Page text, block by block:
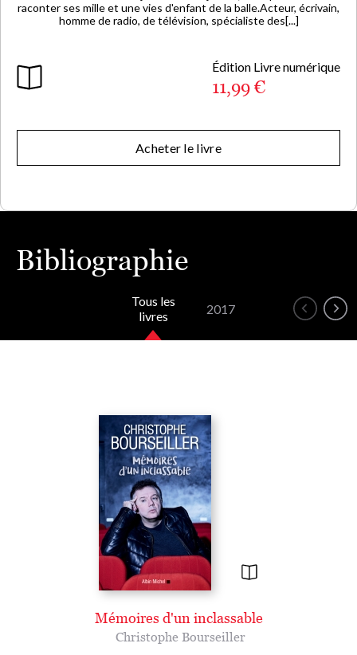
raconter ses mille et une vies d'enfant de la balle.Acteur, écrivain,
homme de radio, de télévision, spécialiste des[...]
Édition Livre numérique
11,99 €
Acheter le livre
Bibliographie
Tous les
livres
2017
Mémoires d'un inclassable
Christophe Bourseiller